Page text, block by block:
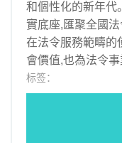
和個性化的新年代
實底座,匯聚全國
在法令服務範疇的
會價值,也為法令
标签：